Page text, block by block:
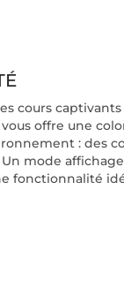
cours
vous offre une
: des
Un mode
fonctionnalité